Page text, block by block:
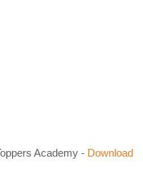
Academy - Download